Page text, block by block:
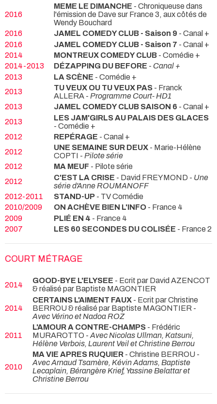
2016
MEME LE DIMANCHE - Chroniqueuse dans
l'émission de Dave sur France 3, aux côtés de
Wendy Bouchard
2016
JAMEL COMEDY CLUB - Saison 9 - Canal +
2016
JAMEL COMEDY CLUB - Saison 7 - Canal +
2014
MONTREUX COMEDY CLUB - Comédie +
2014-2013
DÉZAPPING DU BEFORE - Canal +
2013
LA SCÈNE - Comédie +
2013
TU VEUX OU TU VEUX PAS - Franck
ALLERA - Programme Court- HD1
2013
JAMEL COMEDY CLUB SAISON 6 - Canal +
2013
LES JAM'GIRLS AU PALAIS DES GLACES
- Comédie +
2012
REPÉRAGE - Canal +
2012
UNE SEMAINE SUR DEUX - Marie-Hélène
COPTI - Pilote série
2012
MA MEUF - Pilote série
2012
C'EST LA CRISE - David FREYMOND - Une
série d'Anne ROUMANOFF
2012-2011
STAND-UP - TV Comédie
2010/2009
ON ACHÈVE BIEN L'INFO - France 4
2009
PLIÉ EN 4 - France 4
2007
LES 60 SECONDES DU COLISÉE - France 2
COURT MÉTRAGE
2014 GOOD-BYE L'ELYSEE - Ecrit par David AZENCOT
& réalisé par Baptiste MAGONTIER
2014
CERTAINS L'AIMENT FAUX - Ecrit par Christine
BERROU & réalisé par Baptiste MAGONTIER -
Avec Vérino et Nadoa ROZ
2011
L'AMOUR A CONTRE-CHAMPS - Frédéric
MURAROTTO - Avec Nicolas Ullman, Katsuni,
Hélène Verbois, Laurent Veil et Christine Berrou
2010
MA VIE APRES RUQUIER - Christine BERROU -
Avec Arnaud Tsamère, Kévin Adams, Baptiste
Lecaplain, Bérangère Krief, Yassine Belattar et
Christine Berrou